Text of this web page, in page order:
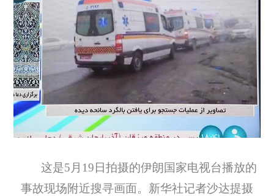
这是5月19日拍摄的伊朗国家电视台播放的
事故现场附近搜寻画面。新华社记者沙达提摄